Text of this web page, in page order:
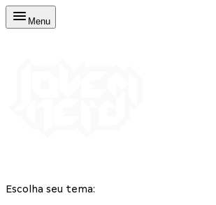
Menu
Escolha seu tema: